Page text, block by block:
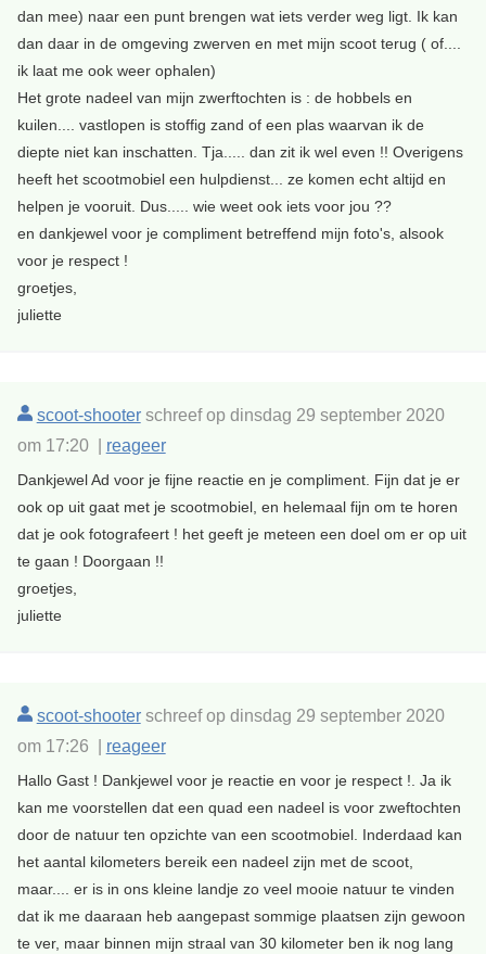
dan mee) naar een punt brengen wat iets verder weg ligt. Ik kan
dan daar in de omgeving zwerven en met mijn scoot terug ( of....
ik laat me ook weer ophalen)
Het grote nadeel van mijn zwerftochten is : de hobbels en
kuilen.... vastlopen is stoffig zand of een plas waarvan ik de
diepte niet kan inschatten. Tja..... dan zit ik wel even !! Overigens
heeft het scootmobiel een hulpdienst... ze komen echt altijd en
helpen je vooruit. Dus..... wie weet ook iets voor jou ??
en dankjewel voor je compliment betreffend mijn foto's, alsook
voor je respect !
groetjes,
juliette
scoot-shooterschreef op dinsdag 29 september 2020
om 17:20 | reageer
Dankjewel Ad voor je fijne reactie en je compliment. Fijn dat je er
ook op uit gaat met je scootmobiel, en helemaal fijn om te horen
dat je ook fotografeert ! het geeft je meteen een doel om er op uit
te gaan ! Doorgaan !!
groetjes,
juliette
scoot-shooterschreef op dinsdag 29 september 2020
om 17:26 | reageer
Hallo Gast ! Dankjewel voor je reactie en voor je respect !. Ja ik
kan me voorstellen dat een quad een nadeel is voor zweftochten
door de natuur ten opzichte van een scootmobiel. Inderdaad kan
het aantal kilometers bereik een nadeel zijn met de scoot,
maar.... er is in ons kleine landje zo veel mooie natuur te vinden
dat ik me daaraan heb aangepast sommige plaatsen zijn gewoon
te ver, maar binnen mijn straal van 30 kilometer ben ik nog lang